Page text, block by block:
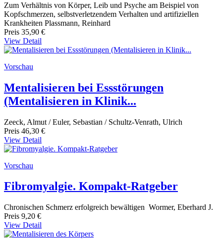
Zum Verhältnis von Körper, Leib und Psyche am Beispiel von
Kopfschmerzen, selbstverletzendem Verhalten und artifiziellen
Krankheiten Plassmann, Reinhard
Preis 35,90 €
View Detail
Vorschau
Mentalisieren bei Essstörungen
(Mentalisieren in Klinik...
Zeeck, Almut / Euler, Sebastian / Schultz-Venrath, Ulrich
Preis 46,30 €
View Detail
Vorschau
Fibromyalgie. Kompakt-Ratgeber
Chronischen Schmerz erfolgreich bewältigen Wormer, Eberhard J.
Preis 9,20 €
View Detail